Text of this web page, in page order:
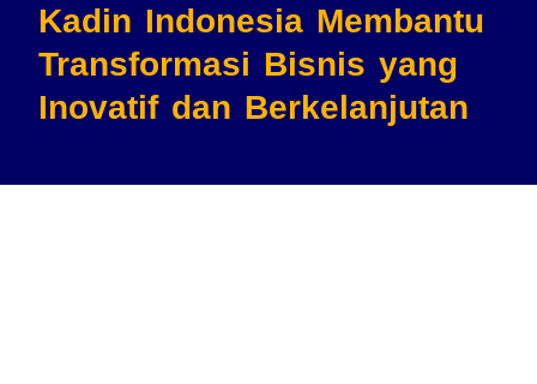
Kadin Indonesia Membantu
Transformasi Bisnis yang
Inovatif dan Berkelanjutan